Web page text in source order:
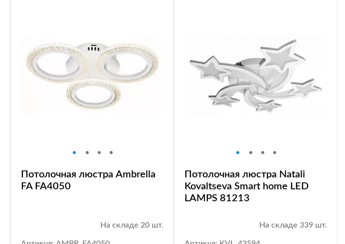
Потолочная люстра Ambrella
FA FA4050
На складе 20 шт.
Потолочная люстра Natali
Kovaltseva Smart home LED
LAMPS 81213
На складе 339 шт.